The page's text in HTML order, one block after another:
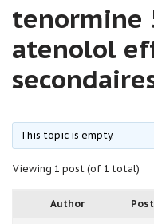
tenormine
atenolol
This topic is empty.
Viewing 1 post (of 1 total)
Author